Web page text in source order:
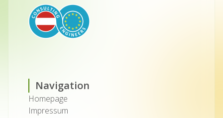
Navigation
Homepage
Impressum